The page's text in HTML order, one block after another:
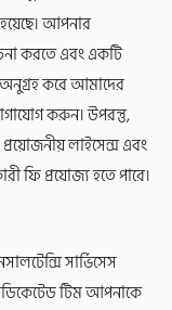
আপনার
করতে এবং একটি
করে আমাদের
করুন। উপরন্তু,
প্রয়োজনীয় লাইসেন্স এবং
ফি প্রযোজ্য হতে পারে।
সার্ভিসেস
টিম আপনাকে